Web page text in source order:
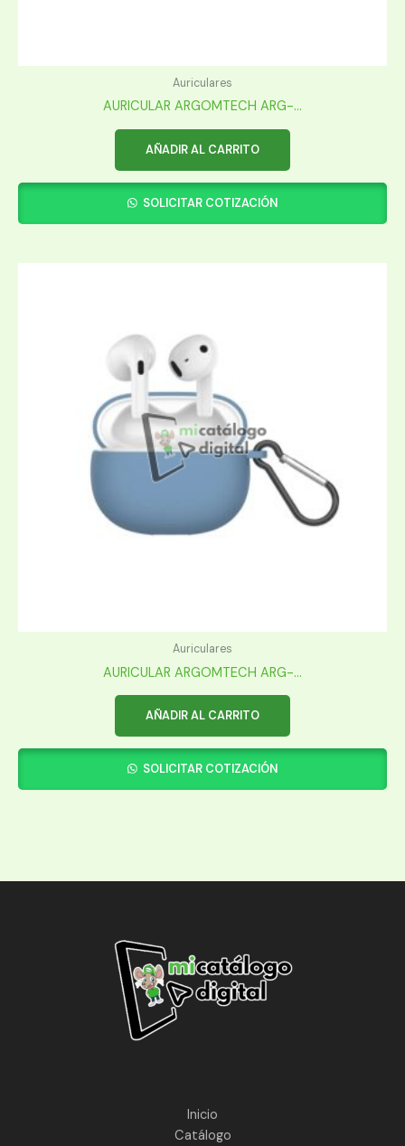
Auriculares
AURICULAR ARGOMTECH ARG-...
AÑADIR AL CARRITO
SOLICITAR COTIZACIÓN
Auriculares
AURICULAR ARGOMTECH ARG-...
AÑADIR AL CARRITO
SOLICITAR COTIZACIÓN
Inicio
Catálogo